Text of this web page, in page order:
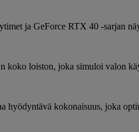
ja GeForce RTX 40 -sarjan
koko loiston, joka simuloi valon
kokonaisuus, joka